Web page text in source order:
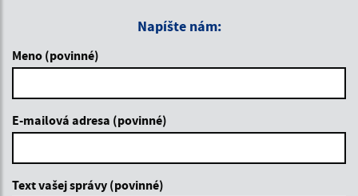
Napíšte nám:
Meno (povinné)
E-mailová adresa (povinné)
Text vašej správy (povinné)